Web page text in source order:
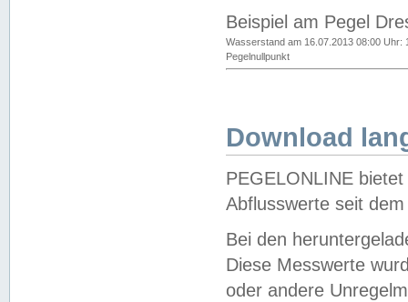
Beispiel am Pegel
Wasserstand am 16.07.2013 08:00 Uhr:
Pegelnullpunkt
Download
PEGELONLINE
Abflusswerte seit
Bei den
Diese Messwerte
oder andere